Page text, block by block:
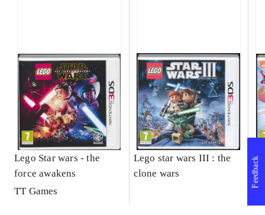
Lego Star wars - the
force awakens
TT Games
Lego star wars III : the
clone wars
Feedback